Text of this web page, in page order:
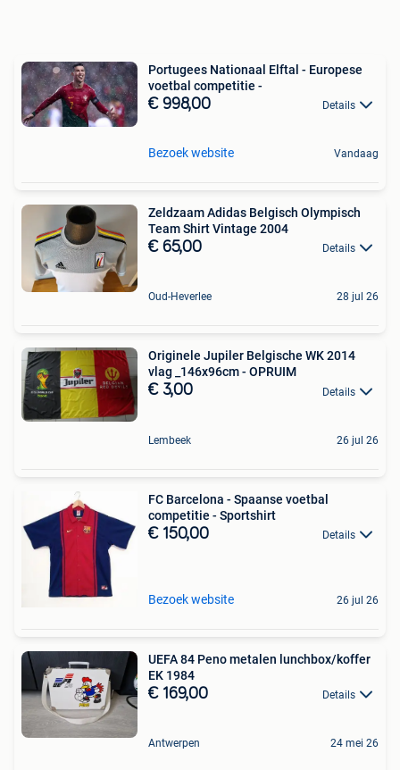
Portugees Nationaal Elftal - Europese
voetbal competitie -
€ 998,00 Details
Bezoek website Vandaag
Zeldzaam Adidas Belgisch Olympisch
Team Shirt Vintage 2004
€ 65,00 Details
Oud-Heverlee 28 jul 26
Originele Jupiler Belgische WK 2014
vlag _146x96cm - OPRUIM
€ 3,00 Details
Lembeek 26 jul 26
FC Barcelona - Spaanse voetbal
competitie - Sportshirt
€ 150,00 Details
Bezoek website 26 jul 26
UEFA 84 Peno metalen lunchbox/koffer
EK 1984
€ 169,00 Details
Antwerpen 24 mei 26